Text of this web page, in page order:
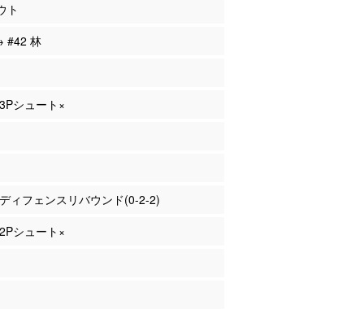
ト
#42 林
シュート×
ィフェンスリバウンド(0-2-2)
シュート×